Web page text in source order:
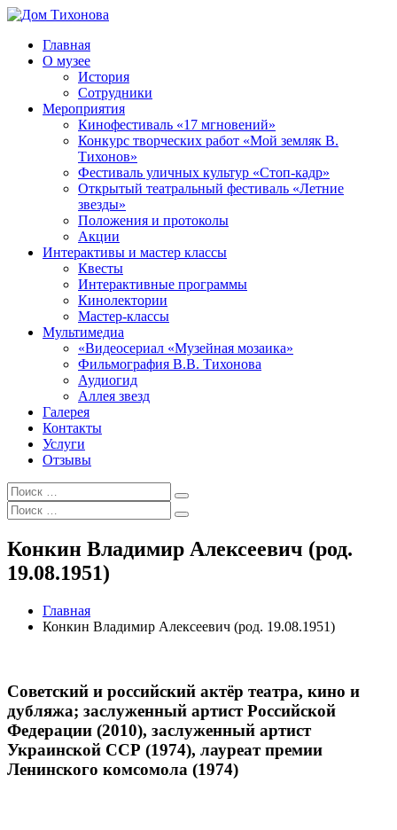
Перейти
содержимому
Дом
Тихонова
ППМВК
Главная
О музее
История
Сотрудники
Мероприятия
Кинофестиваль «17 мгновений»
Конкурс творческих работ «Мой земляк В.
Тихонов»
Фестиваль уличных культур «Стоп-кадр»
Открытый театральный фестиваль «Летние
звезды»
Положения и протоколы
Акции
Интерактивы и мастер классы
Квесты
Интерактивные программы
Кинолектории
Мастер-классы
Мультимедиа
«Видеосериал «Музейная мозаика»
Фильмография В.В. Тихонова
Аудиогид
Аллея звезд
Галерея
Контакты
Услуги
Отзывы
Искать:
Поиск
Искать:
Поиск
Конкин Владимир Алексеевич (род.
19.08.1951)
Главная
Конкин Владимир Алексеевич (род. 19.08.1951)
Советский и российский актёр театра, кино и
дубляжа; заслуженный артист Российской
Федерации (2010), заслуженный артист
Украинской ССР (1974), лауреат премии
Ленинского комсомола (1974)